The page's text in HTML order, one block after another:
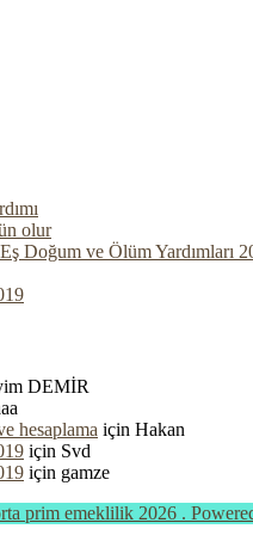
olur
Doğum ve Ölüm Yardımları
DEMİR
hesaplama için Hakan
için Svd
için gamze
prim emeklilik 2026 .